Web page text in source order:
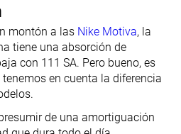
Media Media
Buena Decente
montón a las Nike Motiva, la
tiene una absorción de
con 111 SA. Pero bueno, es
en cuenta la diferencia
de una amortiguación